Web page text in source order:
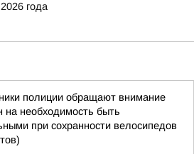
года
полиции обращают внимание
на необходимость быть
при сохранности велосипедов